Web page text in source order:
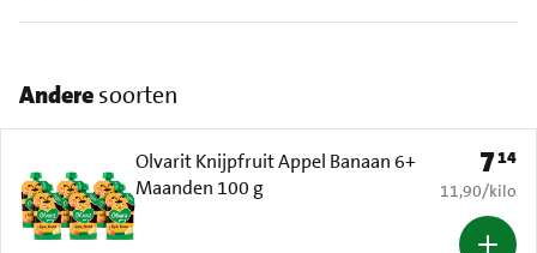
Anderesoorten
Olvarit Knijpfruit Appel Banaan 6+
Maanden 100 g
Prijs:
714
€ 11,90 per
11,90/kilo